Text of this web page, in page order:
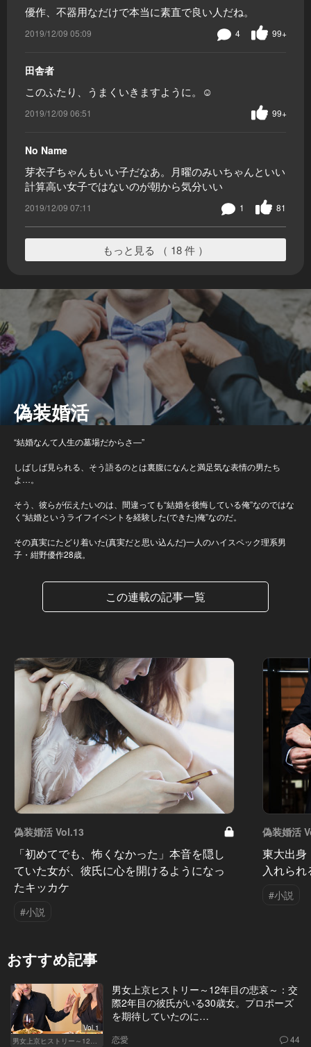
優作、不器用なだけで本当に素直で良い人だね。
2019/12/09 05:09 99+
4
田舎者
このふたり、うまくいきますように。☺️
2019/12/09 06:51 99+
No Name
芽衣子ちゃんもいい子だなあ。月曜のみいちゃんといい
計算高い女子ではないのが朝から気分いい
2019/12/09 07:11 81
1
もっと見る （ 18 件 ）
偽装婚活
“結婚なんて人生の墓場だからさ―”
しばしば見られる、そう語るのとは裏腹になんと満足気な表情の男たち
よ…。
そう、彼らが伝えたいのは、間違っても“結婚を後悔している俺”なのではな
く“結婚というライフイベントを経験した(できた)俺”なのだ。
その真実にたどり着いた(真実だと思い込んだ)一人のハイスペック理系男
子・紺野優作28歳。
この連載の記事一覧
偽装婚活 Vol.13
「初めてでも、怖くなかった」本音を隠し
ていた女が、彼氏に心を開けるようになっ
たキッカケ
#小説
偽装婚活
東大出身
入れら
#小説
おすすめ記事
Vol.1
男女上京ヒストリー～12年目の悲哀～
男女上京ヒストリー～12年目の悲哀～：交
際2年目の彼氏がいる30歳女。プロポーズ
を期待していたのに…
恋愛 44